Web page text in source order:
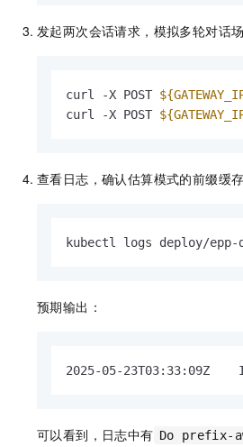
发起两次会话请求，模拟多轮对话场
curl -X POST
curl -X POST
查看日志，确认估算模式的前缀缓
kubectl logs deploy/epp-
预期输出：
2025-05-
可以看到，日志中有 Do prefix-